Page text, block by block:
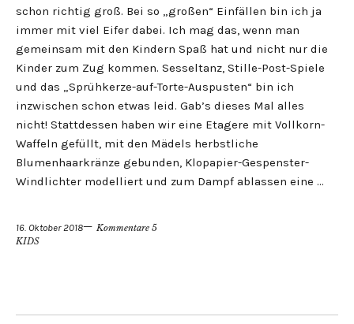
schon richtig groß. Bei so „großen“ Einfällen bin ich ja
immer mit viel Eifer dabei. Ich mag das, wenn man
gemeinsam mit den Kindern Spaß hat und nicht nur die
Kinder zum Zug kommen. Sesseltanz, Stille-Post-Spiele
und das „Sprühkerze-auf-Torte-Auspusten“ bin ich
inzwischen schon etwas leid. Gab’s dieses Mal alles
nicht! Stattdessen haben wir eine Etagere mit Vollkorn-
Waffeln gefüllt, mit den Mädels herbstliche
Blumenhaarkränze gebunden, Klopapier-Gespenster-
Windlichter modelliert und zum Dampf ablassen eine …
16. Oktober 2018
Kommentare 5
KIDS